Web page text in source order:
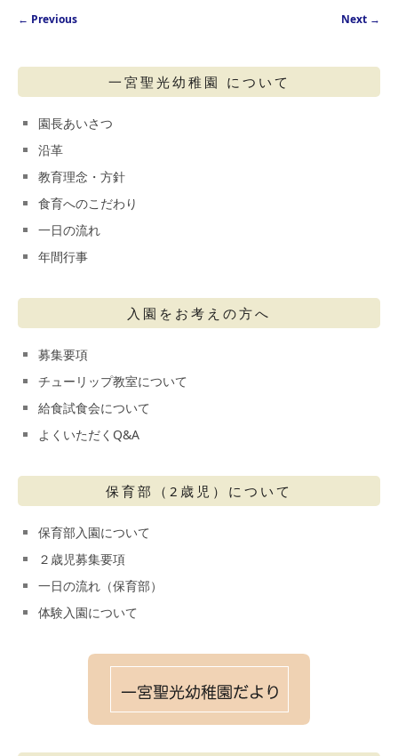
Post navigation
← Previous Next →
一宮聖光幼稚園 について
園長あいさつ
沿革
教育理念・方針
食育へのこだわり
一日の流れ
年間行事
入園をお考えの方へ
募集要項
チューリップ教室について
給食試食会について
よくいただくQ&A
保育部（2歳児）について
保育部入園について
２歳児募集要項
一日の流れ（保育部）
体験入園について